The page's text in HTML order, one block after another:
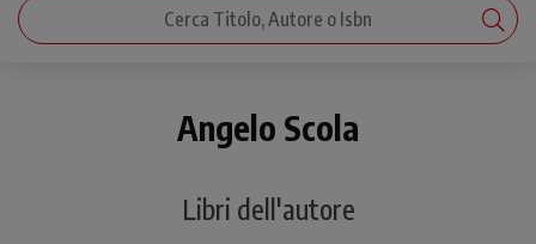
Angelo Scola
Libri dell'autore